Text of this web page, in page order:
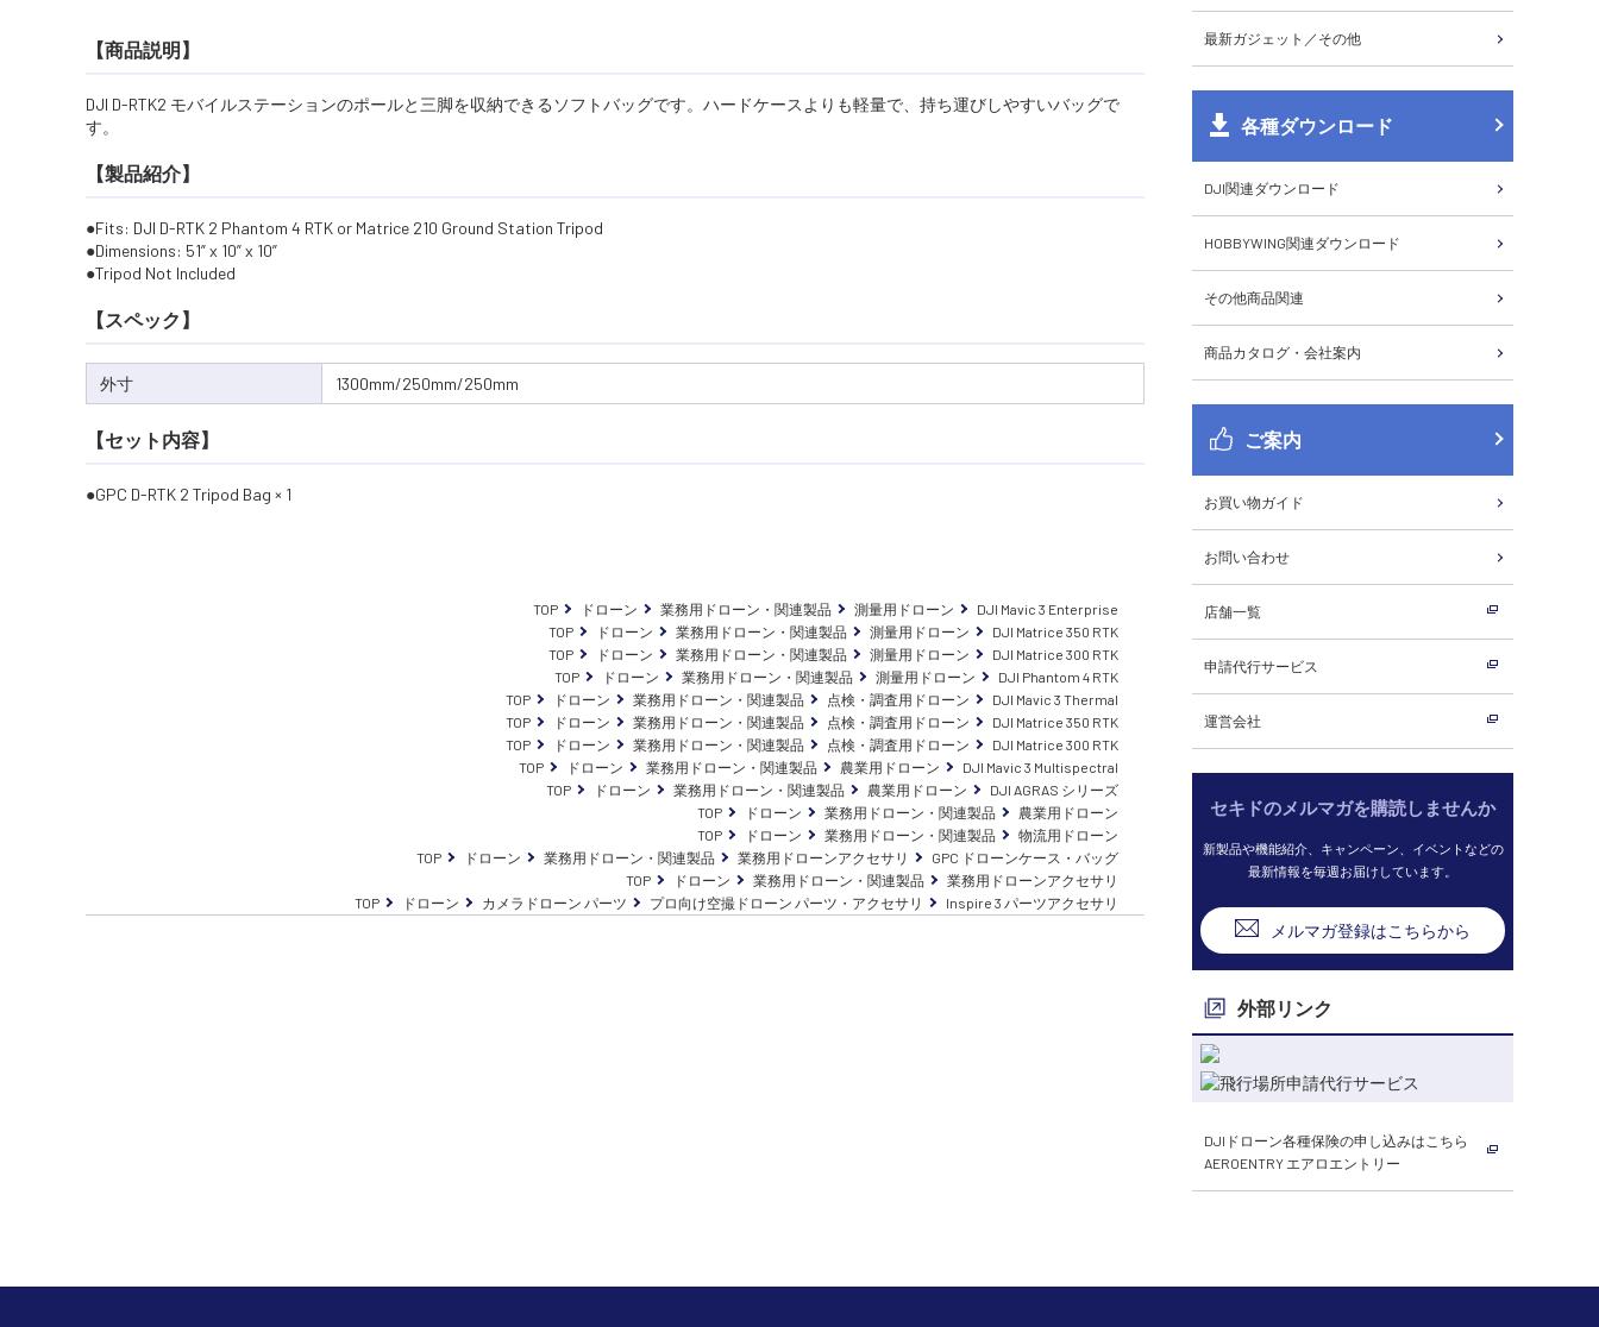
最新ガジェット／その他
各種ダウンロード
DJI関連ダウンロード
HOBBYWING関連ダウンロード
その他商品関連
商品カタログ・会社案内
ご案内
お買い物ガイド
お問い合わせ
店舗一覧
申請代行サービス
運営会社
セキドのメルマガを購読しませんか
新製品や機能紹介、キャンペーン、イベントなどの
最新情報を毎週お届けしています。
メルマガ登録はこちらから
外部リンク
DJIドローン各種保険の申し込みはこちら
AEROENTRY エアロエントリー
【商品説明】
DJI D-RTK2 モバイルステーションのポールと三脚を収納できるソフトバッグです。ハードケースよりも軽量で、持ち運びしやすいバッグで
す。
【製品紹介】
Fits: DJI D-RTK 2 Phantom 4 RTK or Matrice 210 Ground Station Tripod
Dimensions: 51” x 10” x 10”
Tripod Not Included
【スペック】
外寸 1300mm/250mm/250mm
【セット内容】
GPC D-RTK 2 Tripod Bag × 1
TOP ドローン 業務用ドローン・関連製品 測量用ドローン
DJI Mavic 3 Enterprise
TOP
ドローン 業務用ドローン・関連製品 測量用ドローン
DJI Matrice 350 RTK
TOP
ドローン 業務用ドローン・関連製品 測量用ドローン
DJI Matrice 300 RTK
TOP
ドローン 業務用ドローン・関連製品 測量用ドローン
DJI Phantom 4 RTK
TOP
ドローン 業務用ドローン・関連製品 点検・調査用ドローン
DJI Mavic 3 Thermal
TOP
ドローン 業務用ドローン・関連製品 点検・調査用ドローン
DJI Matrice 350 RTK
TOP
ドローン 業務用ドローン・関連製品 点検・調査用ドローン
DJI Matrice 300 RTK
TOP
ドローン 業務用ドローン・関連製品 農業用ドローン
DJI Mavic 3 Multispectral
TOP
ドローン 業務用ドローン・関連製品 農業用ドローン
DJI AGRAS シリーズ
TOP
ドローン 業務用ドローン・関連製品
農業用ドローン
TOP
ドローン 業務用ドローン・関連製品
物流用ドローン
TOP
ドローン 業務用ドローン・関連製品 業務用ドローンアクセサリ
GPC ドローンケース・バッグ
TOP
ドローン 業務用ドローン・関連製品
業務用ドローンアクセサリ
TOP
ドローン カメラドローン パーツ プロ向け空撮ドローン パーツ・アクセサリ Inspire 3 パーツアクセサリ